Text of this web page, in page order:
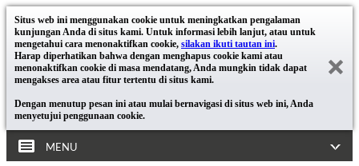
Situs web ini menggunakan cookie untuk meningkatkan pengalaman
kunjungan Anda di situs kami. Untuk informasi lebih lanjut, atau untuk
mengetahui cara menonaktifkan cookie, silakan ikuti tautan ini.
Harap diperhatikan bahwa dengan menghapus cookie kami atau
menonaktifkan cookie di masa mendatang, Anda mungkin tidak dapat
mengakses area atau fitur tertentu di situs kami.
Dengan menutup pesan ini atau mulai bernavigasi di situs web ini, Anda
menyetujui penggunaan cookie.
MENU